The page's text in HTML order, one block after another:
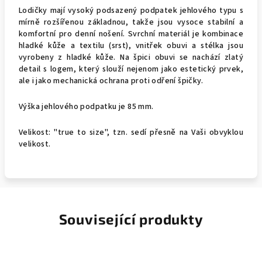
Lodičky mají vysoký podsazený podpatek jehlového typu s
mírně rozšířenou základnou, takže jsou vysoce stabilní a
komfortní pro denní nošení. Svrchní materiál je kombinace
hladké kůže a textilu (srst), vnitřek obuvi a stélka jsou
vyrobeny z hladké kůže. Na špici obuvi se nachází zlatý
detail s logem, který slouží nejenom jako estetický prvek,
ale i jako mechanická ochrana proti odření špičky.
Výška jehlového podpatku je 85 mm.
Velikost: "true to size", tzn. sedí přesně na Vaši obvyklou
velikost.
Související produkty